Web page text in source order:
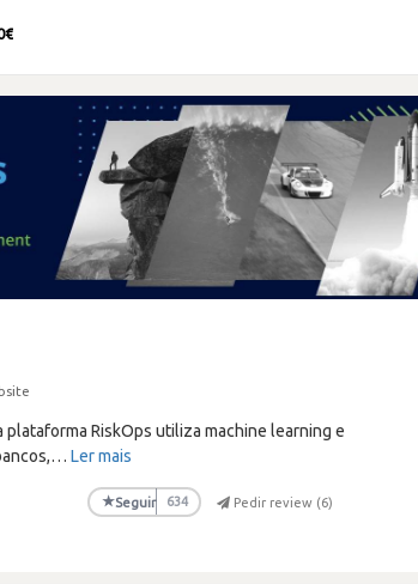
RiskOps utiliza machine learning e
… Ler mais
★Seguir 634 Pedir review (6)